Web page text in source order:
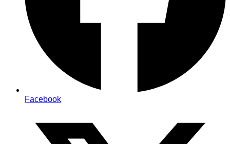
Facebook